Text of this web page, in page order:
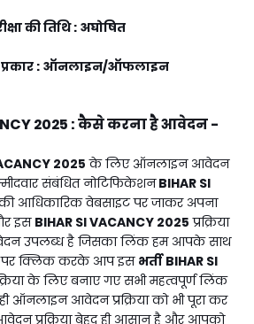
की तिथि : अघोषित
प्रकार : ऑनलाइन/ऑफलाइन
2025 :कैसे करना है आवेदन -
2025 के लिए ऑनलाइन आवेदन
संबंधित नोटिफिकेशनBIHAR SI
आधिकारिक वेबसाइट पर जाकर अपना
इस BIHAR SI VACANCY 2025 प्रक्रिया
उपलब्ध है जिसका लिंक हम आपके साथ
पर क्लिक करके आप इस भर्ती BIHAR SI
के लिए बनाए गए सभी महत्वपूर्ण लिंक
ऑनलाइन आवेदन प्रक्रिया को भी पूरा कर
प्रक्रिया बेहद ही आसान है और आपको